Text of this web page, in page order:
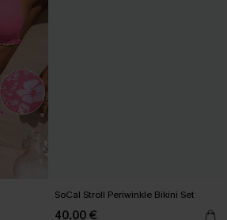
SoCal Stroll Periwinkle Bikini Set
40,00 €